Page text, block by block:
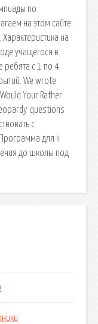
по
на этом сайте
на
учащегося в
ребята с 1 по 4
We wrote
Your Rather
questions
с
для ii
до школы под